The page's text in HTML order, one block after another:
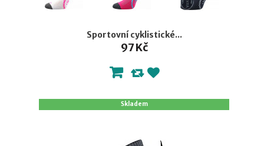
Sportovní cyklistické...
97 Kč
Skladem